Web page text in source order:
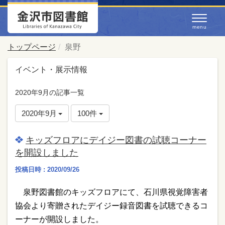
トップページ 泉野
イベント・展示情報
2020年9月の記事一覧
2020年9月 100件
キッズフロアにデイジー図書の試聴コーナー
を開設しました
投稿日時 : 2020/09/26
泉野図書館のキッズフロアにて、石川県視覚障害者
協会より寄贈されたデイジー録音図書を試聴できるコ
ーナーが開設しました。